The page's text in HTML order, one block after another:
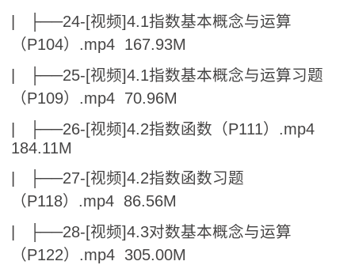
| ├──24-[视频]4.1指数基本概念与运算
（P104）.mp4 167.93M
| ├──25-[视频]4.1指数基本概念与运算习题
（P109）.mp4 70.96M
| ├──26-[视频]4.2指数函数（P111）.mp4
184.11M
| ├──27-[视频]4.2指数函数习题
（P118）.mp4 86.56M
| ├──28-[视频]4.3对数基本概念与运算
（P122）.mp4 305.00M